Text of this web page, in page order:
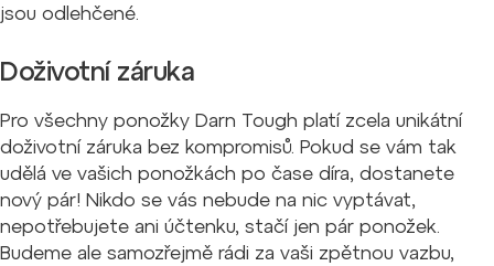
jsou odlehčené.
Doživotní záruka
Pro všechny ponožky Darn Tough platí zcela unikátní
doživotní záruka bez kompromisů. Pokud se vám tak
udělá ve vašich ponožkách po čase díra, dostanete
nový pár! Nikdo se vás nebude na nic vyptávat,
nepotřebujete ani účtenku, stačí jen pár ponožek.
Budeme ale samozřejmě rádi za vaši zpětnou vazbu,